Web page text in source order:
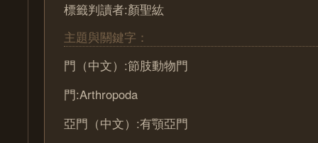
標籤判讀者:顏聖紘
主題與關鍵字：
門（中文）:節肢動物門
門:Arthropoda
亞門（中文）:有顎亞門